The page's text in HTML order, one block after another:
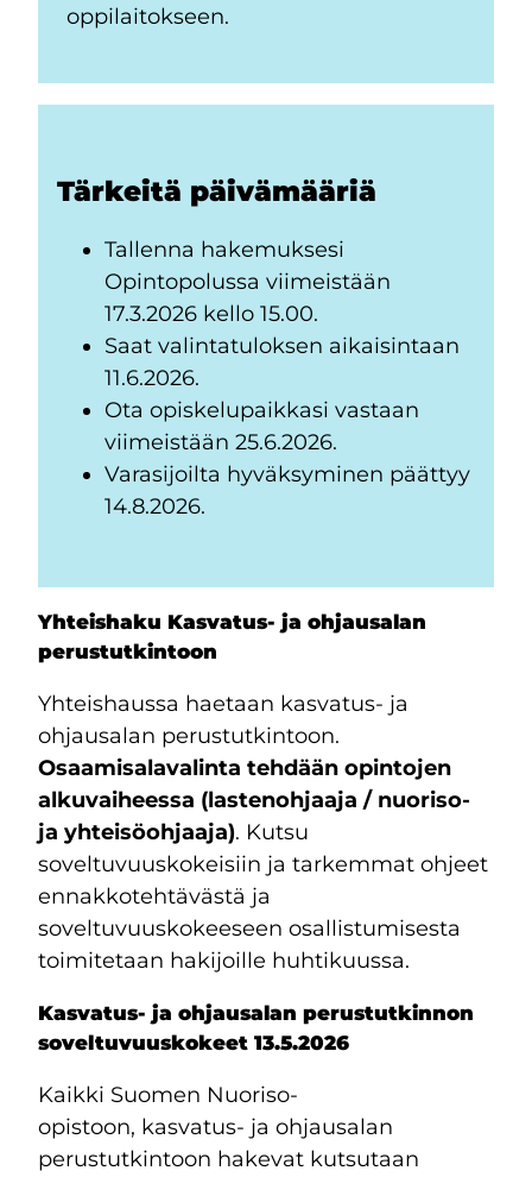
oppilaitokseen.
Tärkeitä päivämääriä
Tallenna hakemuksesi
Opintopolussa viimeistään
17.3.2026 kello 15.00.
Saat valintatuloksen aikaisintaan
11.6.2026.
Ota opiskelupaikkasi vastaan
viimeistään 25.6.2026.
Varasijoilta hyväksyminen päättyy
14.8.2026.
Yhteishaku Kasvatus- ja ohjausalan
perustutkintoon
Yhteishaussa haetaan kasvatus- ja
ohjausalan perustutkintoon.
Osaamisalavalinta tehdään opintojen
alkuvaiheessa (lastenohjaaja / nuoriso-
ja yhteisöohjaaja). Kutsu
soveltuvuuskokeisiin ja tarkemmat ohjeet
ennakkotehtävästä ja
soveltuvuuskokeeseen osallistumisesta
toimitetaan hakijoille huhtikuussa.
Kasvatus- ja ohjausalan perustutkinnon
soveltuvuuskokeet 13.5.2026
Kaikki Suomen Nuoriso-
opistoon, kasvatus- ja ohjausalan
perustutkintoon hakevat kutsutaan